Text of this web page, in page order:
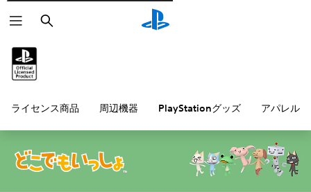
検
索
ライセンス商品 周辺機器 PlayStationグッズ アパレル